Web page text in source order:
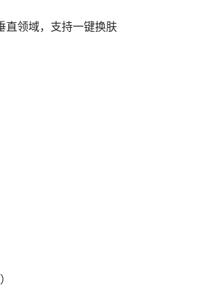
领域，支持一键换肤